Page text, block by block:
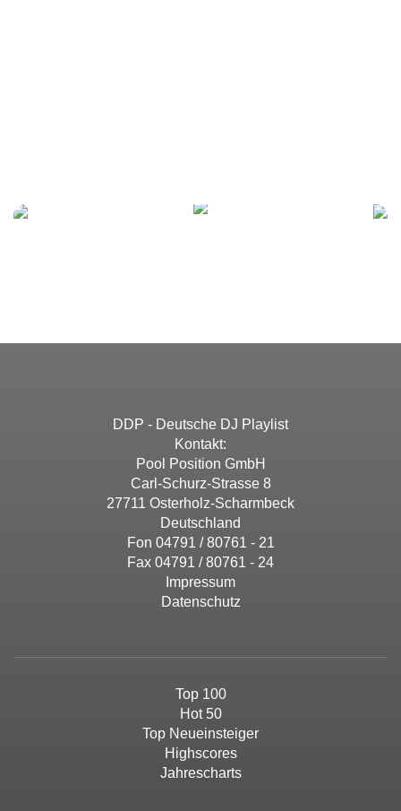
DDP - Deutsche DJ Playlist
Kontakt:
Pool Position GmbH
Carl-Schurz-Strasse 8
27711 Osterholz-Scharmbeck
Deutschland
Fon 04791 / 80761 - 21
Fax 04791 / 80761 - 24
Impressum
Datenschutz
Top 100
Hot 50
Top Neueinsteiger
Highscores
Jahrescharts